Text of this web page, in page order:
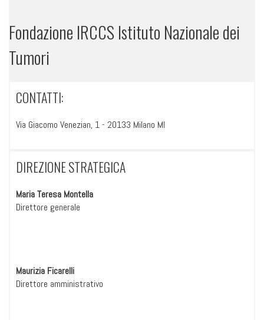
Fondazione IRCCS Istituto Nazionale dei
Tumori
CONTATTI:
Via Giacomo Venezian, 1 - 20133 Milano MI
DIREZIONE STRATEGICA
Maria Teresa Montella
Direttore generale
Maurizia Ficarelli
Direttore amministrativo